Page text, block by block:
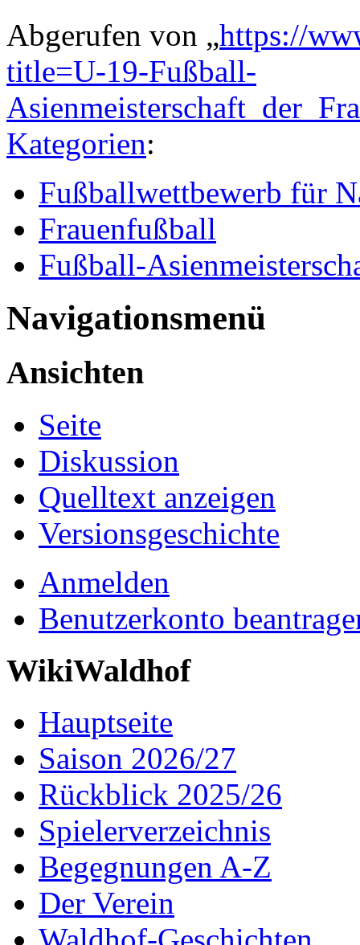
Abgerufen von „https://
title=U-19-Fußball-
Kategorien:
Fußballwettbewerb für
Frauenfußball
Fußball-
Navigationsmenü
Ansichten
Seite
Diskussion
Quelltext anzeigen
Versionsgeschichte
Anmelden
Benutzerkonto
WikiWaldhof
Hauptseite
Saison 2026/27
Rückblick 2025/26
Spielerverzeichnis
Begegnungen A-Z
Der Verein